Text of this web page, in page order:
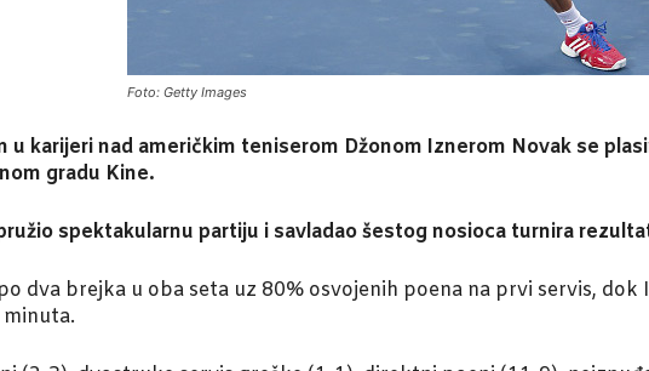
Foto: Getty Images
u karijeri nad američkim teniserom Džonom Iznerom Novak se
gradu Kine.
spektakularnu partiju i savladao šestog nosioca turnira
dva brejka u oba seta uz 80% osvojenih poena na prvi servis,